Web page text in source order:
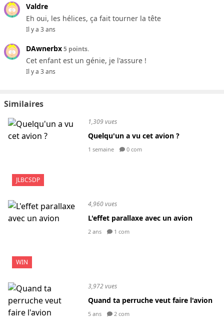
Valdre
Eh oui, les hélices, ça fait tourner la tête
Il y a 3 ans
DAwnerbx5 points.
Cet enfant est un génie, je l'assure !
Il y a 3 ans
Similaires
JLBCSDP
1,309 vues
Quelqu'un a vu cet avion ?
1 semaine 0 com
WIN
4,960 vues
L'effet parallaxe avec un avion
2 ans 1 com
3,972 vues
Quand ta perruche veut faire l'avion
5 ans 2 com